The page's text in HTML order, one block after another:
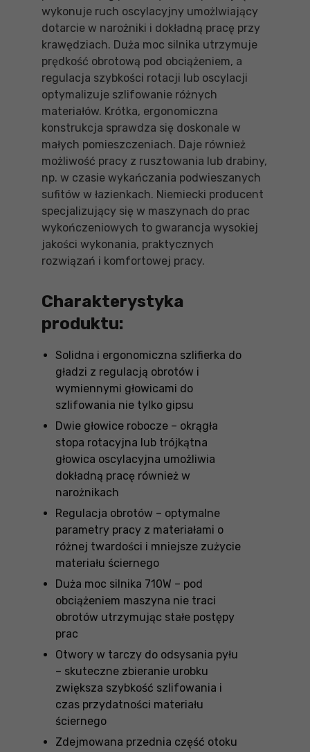
wykonuje ruch oscylacyjny umożlwiający
dotarcie w narożniki i dokładną pracę przy
krawędziach. Duża moc silnika utrzymuje
prędkość obrotową pod obciążeniem, a
regulacja szybkości rotacji lub oscylacji
optymalizuje szlifowanie różnych
materiałów. Krótka, ergonomiczna
konstrukcja sprawdza się doskonale w
małych pomieszczeniach. Daje również
możliwość pracy z rusztowania lub drabiny,
np. w czasie wykańczania podwieszanych
sufitów w łazienkach. Niemiecki producent
specjalizujący się w maszynach do prac
wykończeniowych to gwarancja wysokiej
jakości wykonania, praktycznych
rozwiązań i komfortowej pracy.
Charakterystyka
produktu:
Solidna i ergonomiczna szlifierka do
gładzi z regulacją obrotów i
wymiennymi głowicami do
szlifowania nie tylko gipsu
Dwie głowice robocze – okrągła
stopa rotacyjna lub trójkątna
głowica oscylacyjna umożliwia
dokładną pracę również w
narożnikach
Regulacja obrotów – optymalne
parametry pracy z materiałami o
różnej twardości i mniejsze zużycie
materiału ściernego
Duża moc silnika 710W – pod
obciążeniem maszyna nie traci
obrotów utrzymując stałe postępy
prac
Otwory w tarczy do odsysania pyłu
– skuteczne zbieranie urobku
zwiększa szybkość szlifowania i
czas przydatności materiału
ściernego
Zdejmowana przednia część otoku